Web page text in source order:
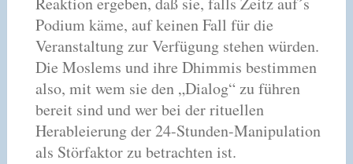
Podium käme, auf keinen Fall für die
Veranstaltung zur Verfügung stehen würden.
Die Moslems und ihre Dhimmis bestimmen
also, mit wem sie den „Dialog“ zu führen
bereit sind und wer bei der rituellen
Herableierung der 24-Stunden-Manipulation
als Störfaktor zu betrachten ist.